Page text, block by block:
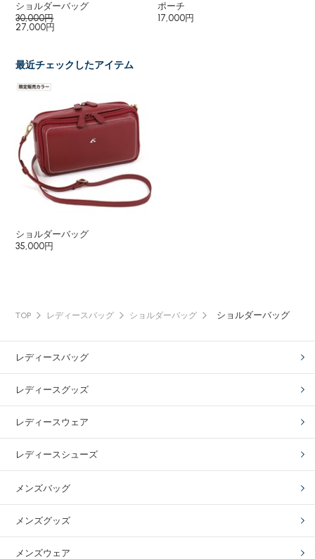
ショルダーバッグ
30,000円
27,000円
ポーチ
17,000円
最近チェックしたアイテム
ショルダーバッグ
35,000円
TOP レディースバッグ ショルダーバッグ ショルダーバッグ
レディースバッグ
レディースグッズ
レディースウェア
レディースシューズ
メンズバッグ
メンズグッズ
メンズウェア